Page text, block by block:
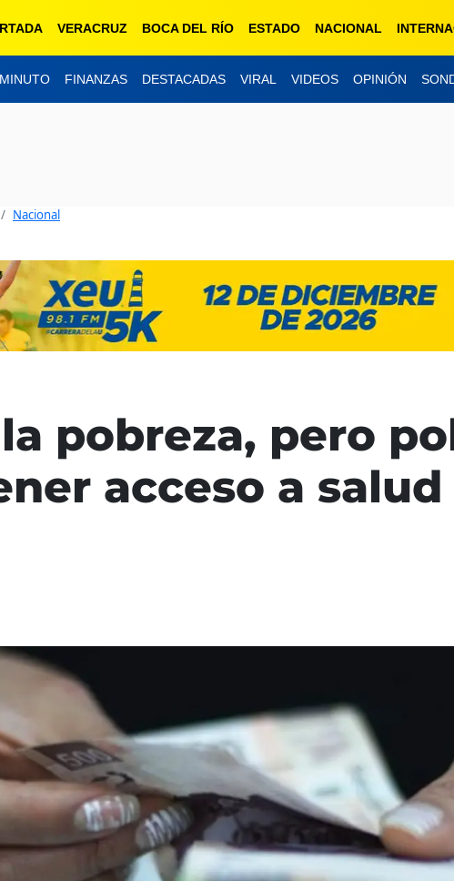
VERACRUZ BOCA DEL RÍO ESTADO NACIONAL
FINANZAS DESTACADAS VIRAL VIDEOS OPINIÓN
Nacional
pobreza, pero
acceso a